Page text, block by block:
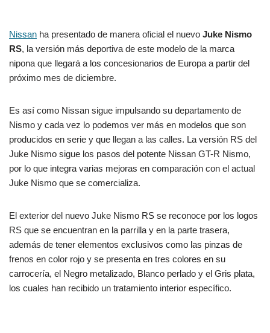
Nissan ha presentado de manera oficial el nuevo Juke Nismo
RS, la versión más deportiva de este modelo de la marca
nipona que llegará a los concesionarios de Europa a partir del
próximo mes de diciembre.
Es así como Nissan sigue impulsando su departamento de
Nismo y cada vez lo podemos ver más en modelos que son
producidos en serie y que llegan a las calles. La versión RS del
Juke Nismo sigue los pasos del potente Nissan GT-R Nismo,
por lo que integra varias mejoras en comparación con el actual
Juke Nismo que se comercializa.
El exterior del nuevo Juke Nismo RS se reconoce por los logos
RS que se encuentran en la parrilla y en la parte trasera,
además de tener elementos exclusivos como las pinzas de
frenos en color rojo y se presenta en tres colores en su
carrocería, el Negro metalizado, Blanco perlado y el Gris plata,
los cuales han recibido un tratamiento interior específico.